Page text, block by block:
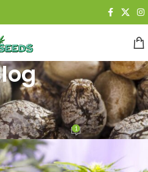
,GROWING
Grow
On 3. Januar 2015 1